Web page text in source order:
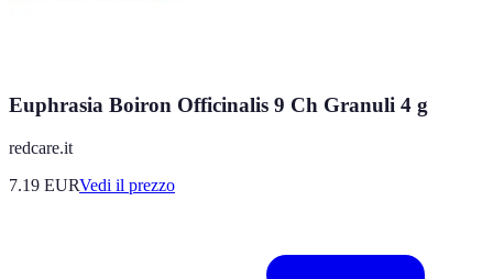
Euphrasia Boiron Officinalis 9 Ch Granuli 4 g
redcare.it
7.19 EURVedi il prezzo